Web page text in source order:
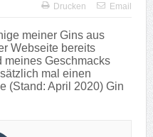
Drucken
Email
meiner Gins aus
Webseite bereits
meines Geschmacks
mal einen
(Stand: April 2020) Gin